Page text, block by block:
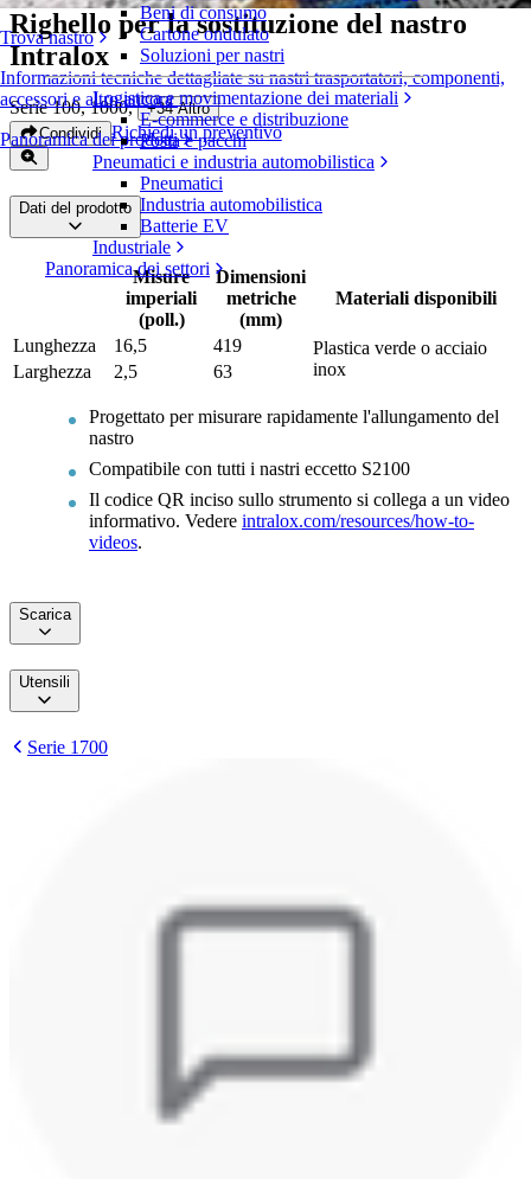
Trova nastro
Informazioni tecniche dettagliate su nastri trasportatori, componenti,
accessori e altro ancora
Panoramica dei prodotti
Beni di consumo
Cartone ondulato
Soluzioni per nastri
Logistica e movimentazione dei materiali
E-commerce e distribuzione
Posta e pacchi
Pneumatici e industria automobilistica
Pneumatici
Industria automobilistica
Batterie EV
Industriale
Panoramica dei settori
Righello per la sostituzione del nastro
Intralox
Serie 100, 1000, +34 Altro
Condividi Richiedi un preventivo
Dati del prodotto
Misure
imperiali
(poll.)
Dimensioni
metriche
(mm)
Materiali disponibili
Lunghezza 16,5 419
Plastica verde o acciaio
inox
Larghezza 2,5 63
Progettato per misurare rapidamente l'allungamento del
nastro
Compatibile con tutti i nastri eccetto S2100
Il codice QR inciso sullo strumento si collega a un video
informativo. Vedere intralox.com/resources/how-to-
videos.
Scarica
Utensili
Serie 1700